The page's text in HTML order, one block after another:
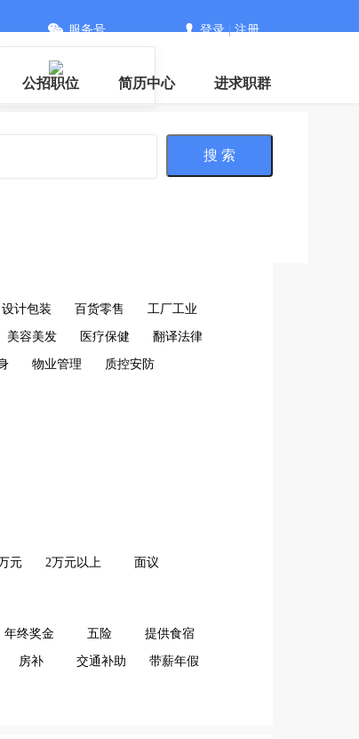
服务号 登录|注册
公招职位 简历中心 进求职群
搜 索
设计包装 百货零售 工厂工业
美容美发 医疗保健 翻译法律
物业管理 质控安防
元 2万元以上 面议
年终奖金 五险 提供食宿
房补 交通补助 带薪年假